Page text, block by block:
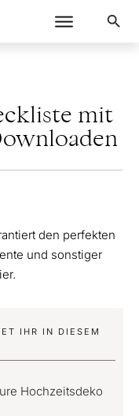
mit
den perfekten
und sonstiger
IHR IN DIESEM
Hochzeitsdeko